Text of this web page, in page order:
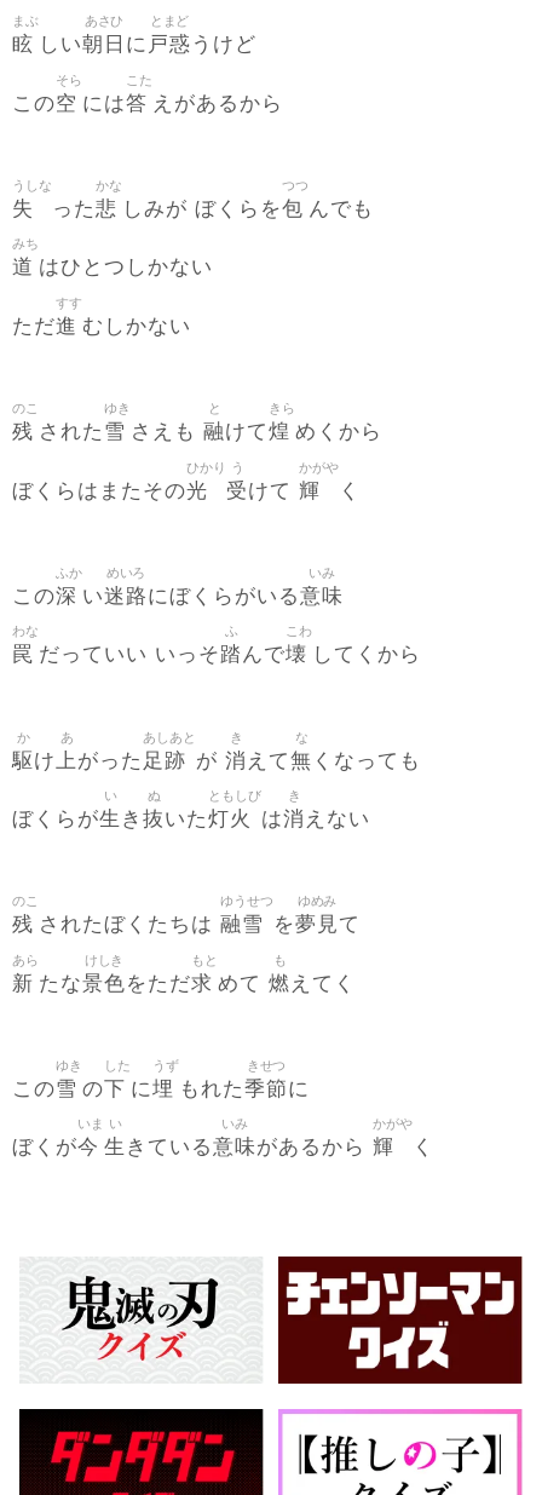
眩
まぶ
しい朝日
あさひ
に 戸惑
とまど
うけど
この空
そら
には答
こた
えがあるから
失
うしな
った悲
かな
しみが ぼくらを包
つつ
んでも
道
みち
はひとつしかない
ただ進
すす
むしかない
残
のこ
された 雪
ゆき
さえも 融
と
けて煌
きら
めくから
ぼくらはまたその光
ひかり
受
う
けて 輝
かがや
く
この深
ふか
い迷路
めいろ
にぼくらがいる意味
いみ
罠
わな
だっていい いっそ踏
ふ
んで壊
こわ
してくから
駆
か
け 上
あ
がった 足跡
あしあと
が 消
き
えて無
な
くなっても
ぼくらが生
い
き 抜
ぬ
いた灯火
ともしび
は消
き
えない
残
のこ
されたぼくたちは 融雪
ゆうせつ
を夢見
ゆめみ
て
新
あら
たな景色
けしき
をただ求
もと
めて 燃
も
えてく
この雪
ゆき
の下
した
に埋
うず
もれた季節
きせつ
に
ぼくが今
いま
生
い
きている意味
いみ
があるから 輝
かがや
く